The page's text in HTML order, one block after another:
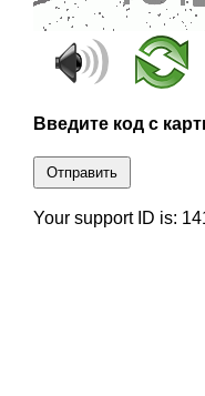
Введите код с
Отправить
Your support ID is: